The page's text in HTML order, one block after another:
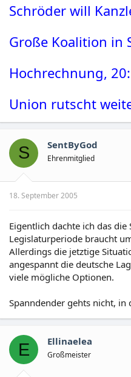
Schröder will
Große Koalition in
Hochrechnung,
Union rutscht
S SentByGod
Ehrenmitglied
18. September 2005
Eigentlich dachte ich das die
Legislaturperiode braucht
Allerdings die jetztige
angespannt die deutsche
viele mögliche Optionen.
Spanndender gehts nicht, in
E Ellinaelea
Großmeister